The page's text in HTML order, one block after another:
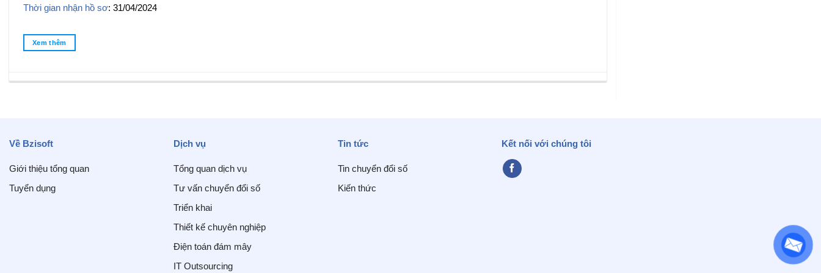
Thời gian nhận hồ sơ: 31/04/2024
Xem thêm
Về Bzisoft
Giới thiệu tổng quan
Tuyển dụng
Dịch vụ
Tổng quan dịch vụ
Tư vấn chuyển đổi số
Triển khai
Thiết kế chuyên nghiệp
Điện toán đám mây
IT Outsourcing
Tin tức
Tin chuyển đổi số
Kiến thức
Kết nối với chúng tôi